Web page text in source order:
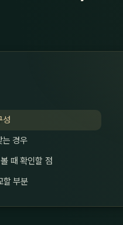
성
는 경우
때 확인할 점
할 부분